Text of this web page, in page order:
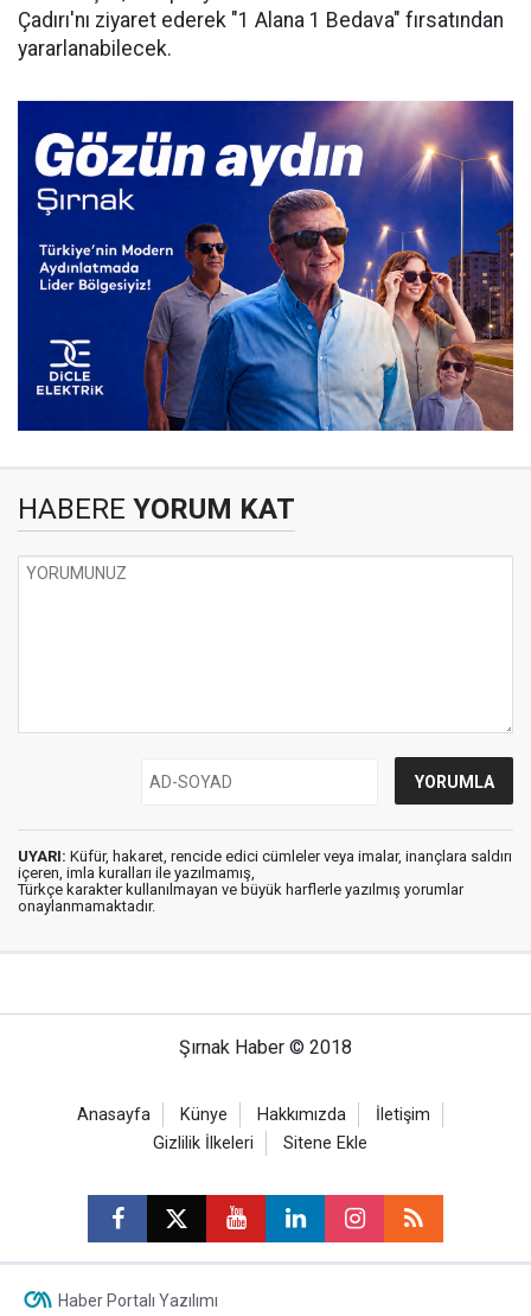
Çadırı'nı ziyaret ederek "1 Alana 1 Bedava" fırsatından
yararlanabilecek.
HABERE YORUM KAT
UYARI: Küfür, hakaret, rencide edici cümleler veya imalar, inançlara saldırı
içeren, imla kuralları ile yazılmamış,
Türkçe karakter kullanılmayan ve büyük harflerle yazılmış yorumlar
onaylanmamaktadır.
Şırnak Haber © 2018
Anasayfa Künye Hakkımızda
İletişim
Gizlilik İlkeleri
Sitene Ekle
Haber Portalı Yazılımı